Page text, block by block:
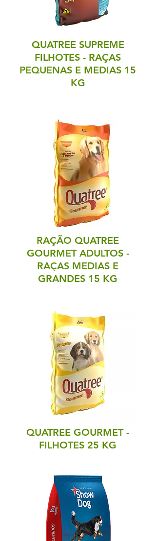
QUATREE GOURMET -
FILHOTES 25 KG
RAÇÃO QUATREE
GOURMET ADULTOS -
RAÇAS MEDIAS E
GRANDES 15 KG
QUATREE SUPREME
FILHOTES - RAÇAS
PEQUENAS E MEDIAS 15
KG